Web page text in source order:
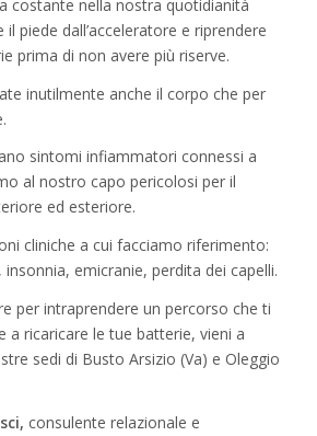
costante nella nostra quotidianità
piede dall’acceleratore e riprendere
prima di non avere più riserve.
inutilmente anche il corpo che per
sintomi infiammatori connessi a
al nostro capo pericolosi per il
ed esteriore.
cliniche a cui facciamo riferimento:
emicranie, perdita dei capelli.
per intraprendere un percorso che ti
a ricaricare le tue batterie, vieni a
sedi di Busto Arsizio (Va) e Oleggio
consulente relazionale e